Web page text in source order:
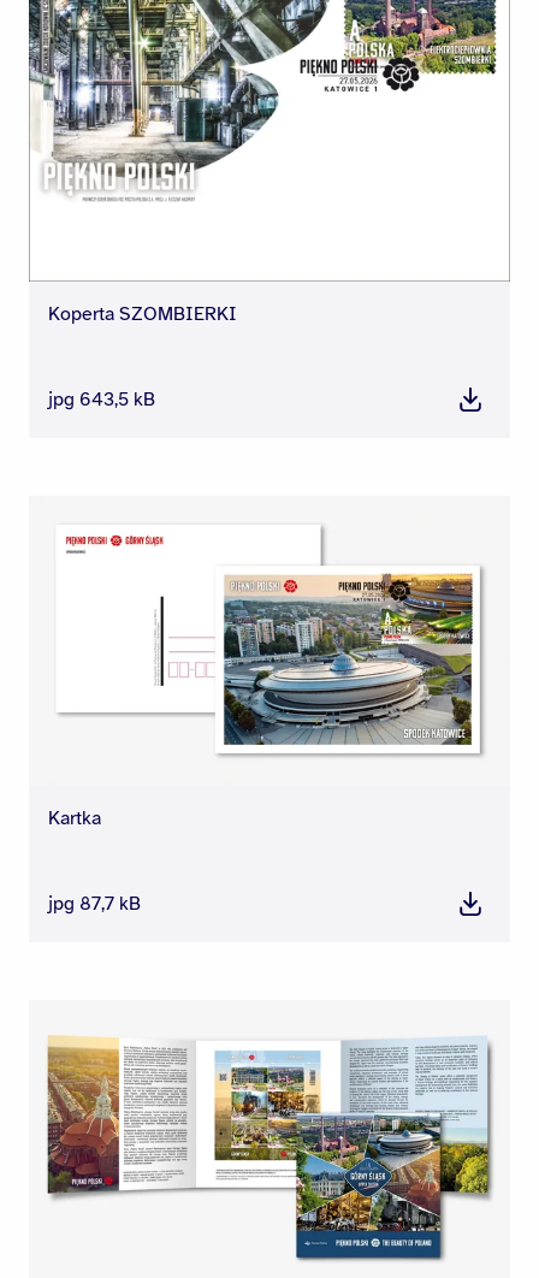
Koperta SZOMBIERKI
jpg 643,5 kB
Pobierz
Kartka
jpg 87,7 kB
Pobierz